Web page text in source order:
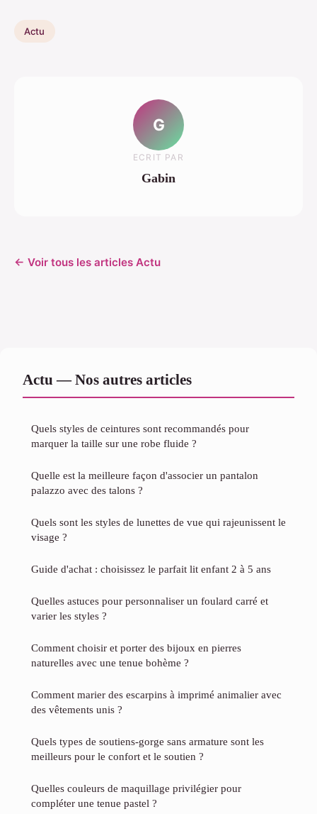
Actu
G
ECRIT PAR
Gabin
← Voir tous les articles Actu
Actu — Nos autres articles
Quels styles de ceintures sont recommandés pour
marquer la taille sur une robe fluide ?
Quelle est la meilleure façon d'associer un pantalon
palazzo avec des talons ?
Quels sont les styles de lunettes de vue qui rajeunissent le
visage ?
Guide d'achat : choisissez le parfait lit enfant 2 à 5 ans
Quelles astuces pour personnaliser un foulard carré et
varier les styles ?
Comment choisir et porter des bijoux en pierres
naturelles avec une tenue bohème ?
Comment marier des escarpins à imprimé animalier avec
des vêtements unis ?
Quels types de soutiens-gorge sans armature sont les
meilleurs pour le confort et le soutien ?
Quelles couleurs de maquillage privilégier pour
compléter une tenue pastel ?